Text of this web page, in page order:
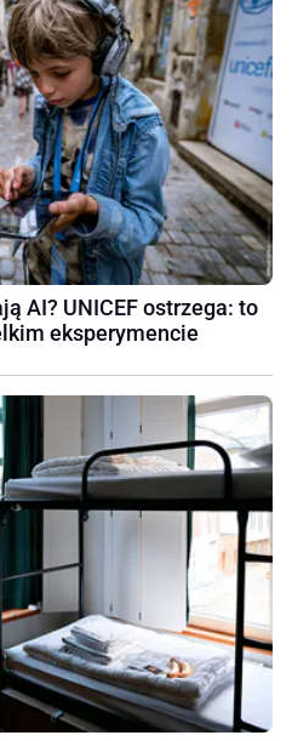
AI? UNICEF ostrzega: to
eksperymencie